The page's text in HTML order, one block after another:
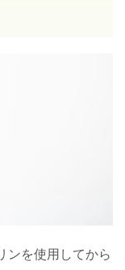
ンを使用してから